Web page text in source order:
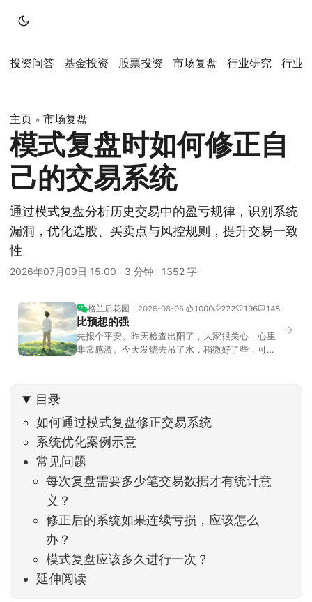
投资问答 基金投资 股票投资 市场复盘 行业研究 行业
主页 » 市场复盘
模式复盘时如何修正自
己的交易系统
通过模式复盘分析历史交易中的盈亏规律，识别系统
漏洞，优化选股、买卖点与风控规则，提升交易一致
性。
2026年07月09日 15:00 · 3 分钟 · 1352 字
格兰后花园 2026-08-06 1000 222 196 148
比预想的强
先报个平安。昨天检查出阳了，大家很关心，心里
非常感激。今天发烧去吊了水，稍微好了些，可没
去相差不大，但细看下来，跌幅超过3%的只有不到
→
目录
如何通过模式复盘修正交易系统
系统优化案例示意
常见问题
每次复盘需要多少笔交易数据才有统计意
义？
修正后的系统如果连续亏损，应该怎么
办？
模式复盘应该多久进行一次？
延伸阅读